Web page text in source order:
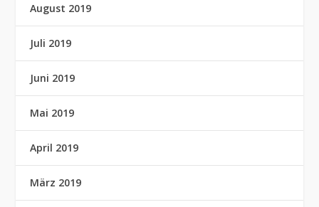
August 2019
Juli 2019
Juni 2019
Mai 2019
April 2019
März 2019